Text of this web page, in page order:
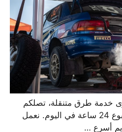
خدمة طرق متنقلة، تصلكم
أينما كنتم وعلى مدار الأسبوع 24 ساعة في اليوم. نعمل
أسرع …